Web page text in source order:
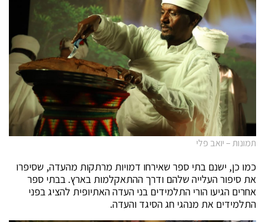
תמונות – יואב פלי
כמו כן, ישנם בתי ספר שאירחו דמויות מרתקות מהעדה, שסיפרו
את סיפור העלייה שלהם ודרך ההתאקלמות בארץ. בבתי ספר
אחרים הגיעו הורי התלמידים בני העדה האתיופית להציג בפני
התלמידים את מנהגי חג הסיגד והעדה.